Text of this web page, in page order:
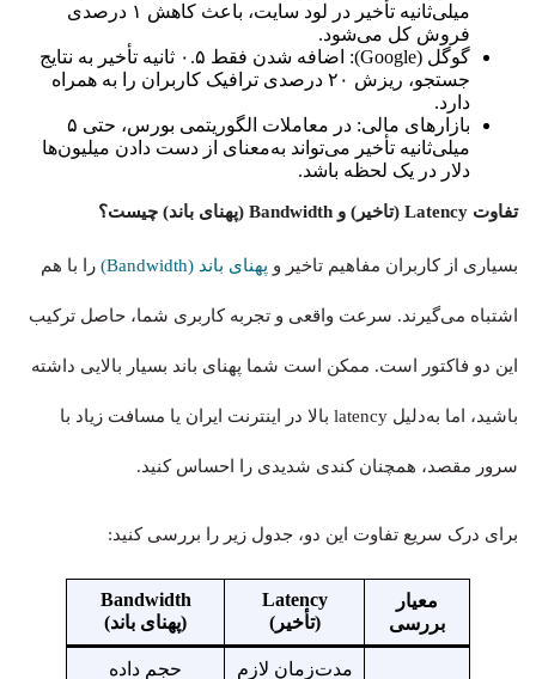
میلی‌ثانیه تأخیر در لود سایت، باعث کاهش ۱ درصدی
فروش کل می‌شود.
گوگل (Google): اضافه شدن فقط ۰.۵ ثانیه تأخیر به نتایج
جستجو، ریزش ۲۰ درصدی ترافیک کاربران را به همراه
دارد.
بازارهای مالی: در معاملات الگوریتمی بورس، حتی ۵
میلی‌ثانیه تأخیر می‌تواند به‌معنای از دست دادن میلیون‌ها
دلار در یک لحظه باشد.
تفاوت Latency (تاخیر) و Bandwidth (پهنای باند) چیست؟
بسیاری از کاربران مفاهیم تاخیر و پهنای باند (Bandwidth) را با هم
اشتباه می‌گیرند. سرعت واقعی و تجربه کاربری شما، حاصل ترکیب
این دو فاکتور است. ممکن است شما پهنای باند بسیار بالایی داشته
باشید، اما به‌دلیل latency بالا در اینترنت ایران یا مسافت زیاد با
سرور مقصد، همچنان کندی شدیدی را احساس کنید.
برای درک سریع تفاوت این دو، جدول زیر را بررسی کنید:
معیار
بررسی
Latency
(تأخیر)
Bandwidth
(پهنای باند)
مدت‌زمان لازم حجم داده